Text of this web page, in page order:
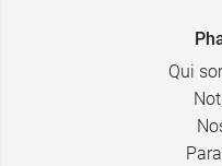
Qui